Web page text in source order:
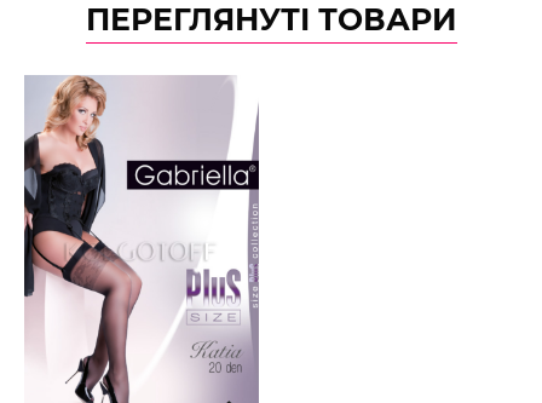
ПЕРЕГЛЯНУТІ ТОВАРИ